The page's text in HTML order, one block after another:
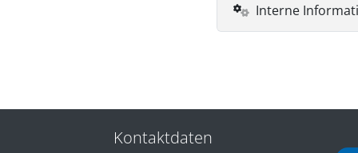
Interne
Kontaktdaten